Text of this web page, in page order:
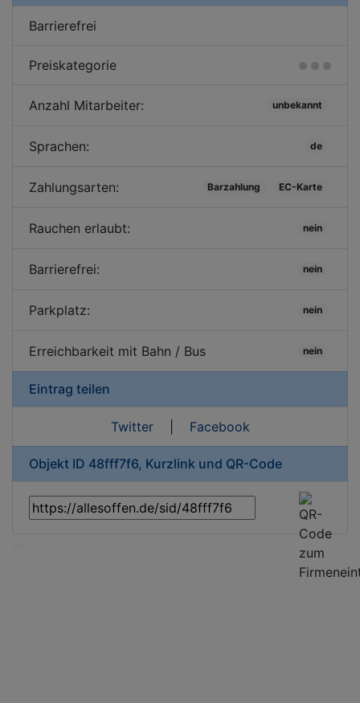
Barrierefrei
Preiskategorie
Anzahl Mitarbeiter: unbekannt
Sprachen: de
Zahlungsarten: Barzahlung EC-Karte
Rauchen erlaubt: nein
Barrierefrei: nein
Parkplatz: nein
Erreichbarkeit mit Bahn / Bus nein
Eintrag teilen
Twitter| Facebook
Objekt ID 48fff7f6, Kurzlink und QR-Code